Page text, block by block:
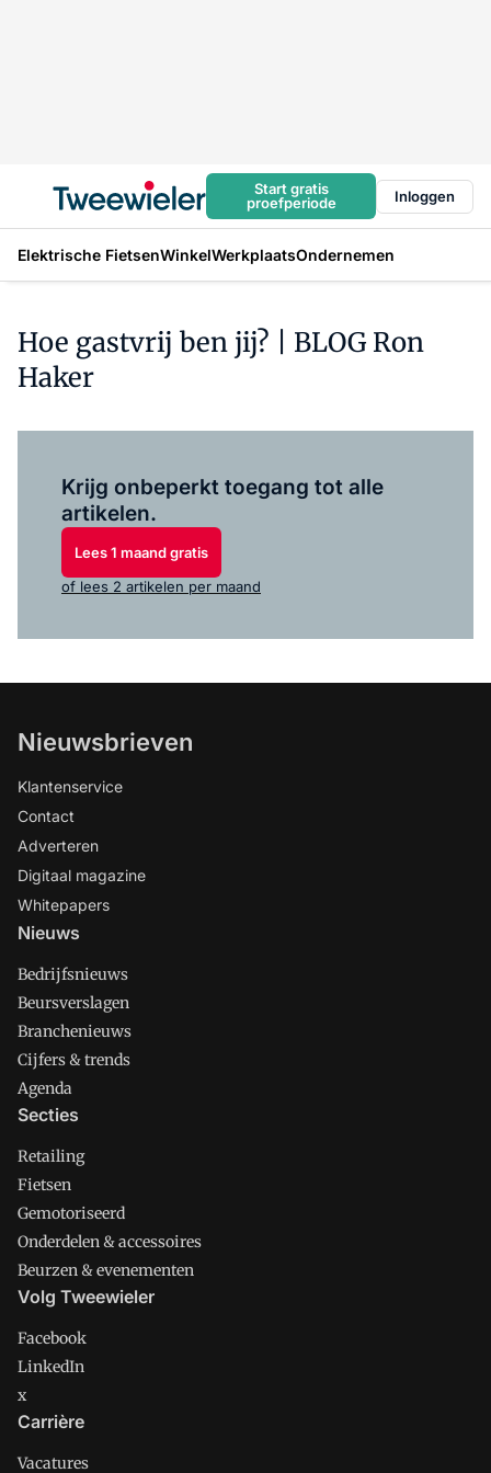
Start gratis
proefperiode
Inloggen
Elektrische FietsenWinkelWerkplaatsOndernemen
Hoe gastvrij ben jij? | BLOG Ron
Haker
Krijg onbeperkt toegang tot alle
artikelen.
Lees 1 maand gratis
of lees 2 artikelen per maand
Nieuwsbrieven
Klantenservice
Contact
Adverteren
Digitaal magazine
Whitepapers
Nieuws
Bedrijfsnieuws
Beursverslagen
Branchenieuws
Cijfers & trends
Agenda
Secties
Retailing
Fietsen
Gemotoriseerd
Onderdelen & accessoires
Beurzen & evenementen
Volg Tweewieler
Facebook
LinkedIn
x
Carrière
Vacatures